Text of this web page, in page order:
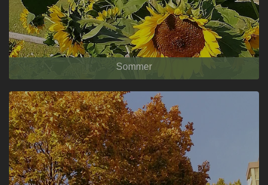
Sommer